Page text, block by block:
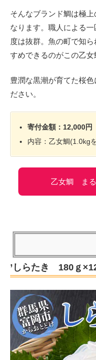
そんなブランド鯛は極
なります。職人による
度は抜群。魚の町で知
すめできるのがこの乙女
豊潤な黒潮が育てた桜
ださい。
寄付金額：12,000円
内容：乙女鯛(1.0kg
乙女鯛 まる
’しらたき 180ｇ